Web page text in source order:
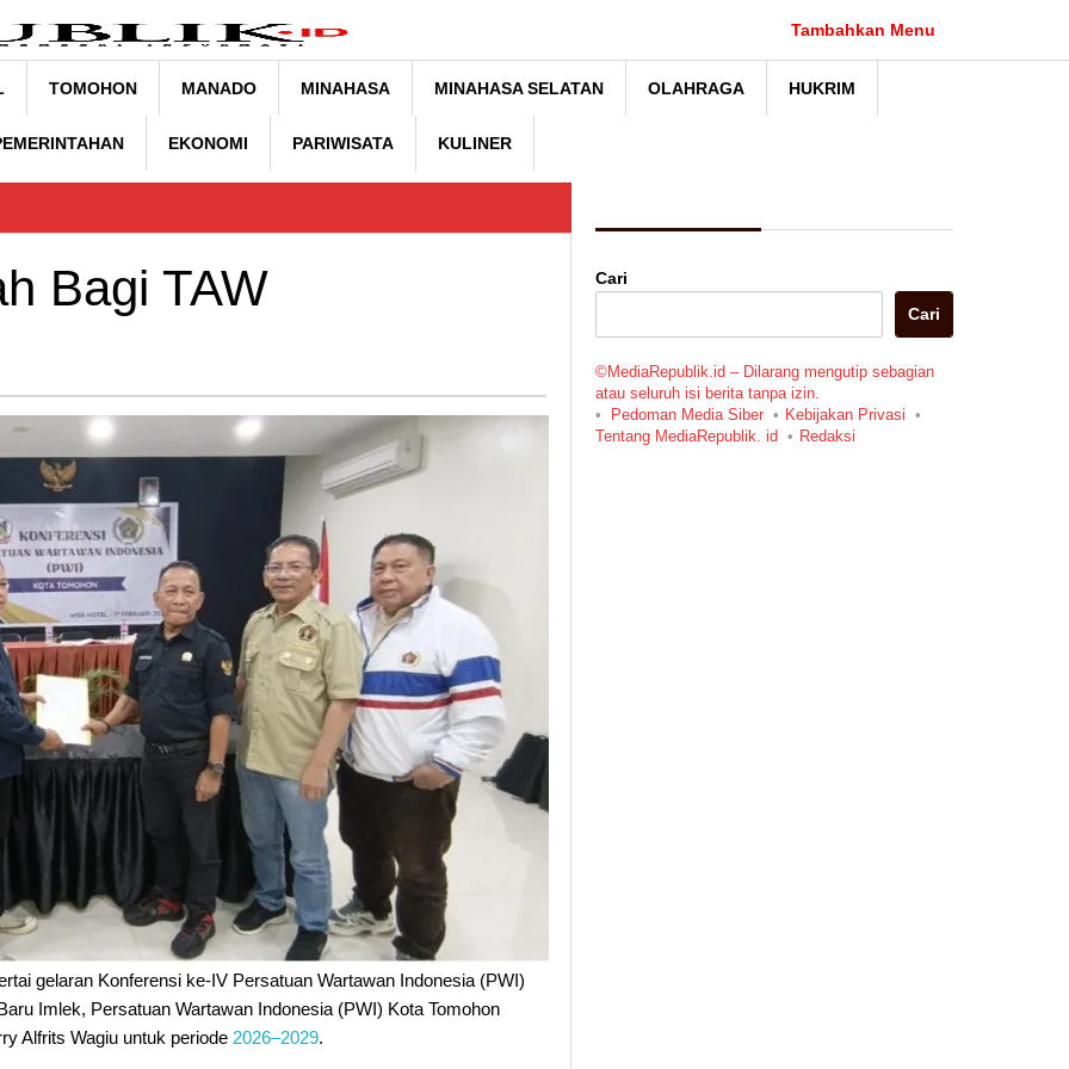
Tambahkan Menu
TOMOHON MANADO MINAHASA MINAHASA SELATAN OLAHRAGA HUKRIM
EKONOMI PARIWISATA KULINER
Bagi TAW
gelaran Konferensi ke-IV Persatuan Wartawan Indonesia (PWI)
Imlek, Persatuan Wartawan Indonesia (PWI) Kota Tomohon
Alfrits Wagiu untuk periode 2026–2029.
Cari
Cari
©MediaRepublik.id – Dilarang mengutip sebagian
atau seluruh isi berita tanpa izin.
Pedoman Media Siber
Kebijakan Privasi
Tentang MediaRepublik. id
Redaksi